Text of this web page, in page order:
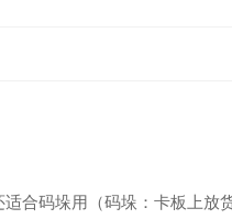
合码垛用（码垛：卡板上放